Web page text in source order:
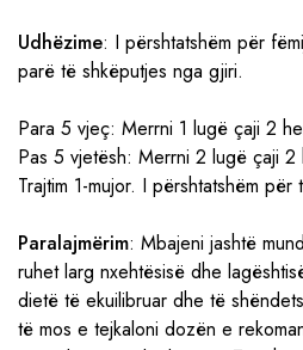
Udhëzime: I përshtatshëm për
parë të shkëputjes nga gjiri.
Para 5 vjeç: Merrni 1 lugë çaji 2
Pas 5 vjetësh: Merrni 2 lugë çaji
Trajtim 1-mujor. I përshtatshëm
Paralajmërim: Mbajeni jashtë
ruhet larg nxehtësisë dhe
dietë të ekuilibruar dhe të
të mos e tejkaloni dozën e